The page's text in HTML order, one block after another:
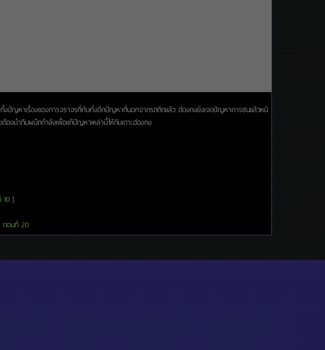
งปัญหาเรื่องของการจราจรที่คับคั่งอีกปัญหาที่นอกจากรถติดแล้ว ฮ่องกงยังเจอปัญหาการชนแล้วหนี
งนำทีมผนึกกำลังเพื่อแก้ปัญหาเหล่านี้ให้กับเกาะฮ่องกง
10 |
ตอนที่ 20